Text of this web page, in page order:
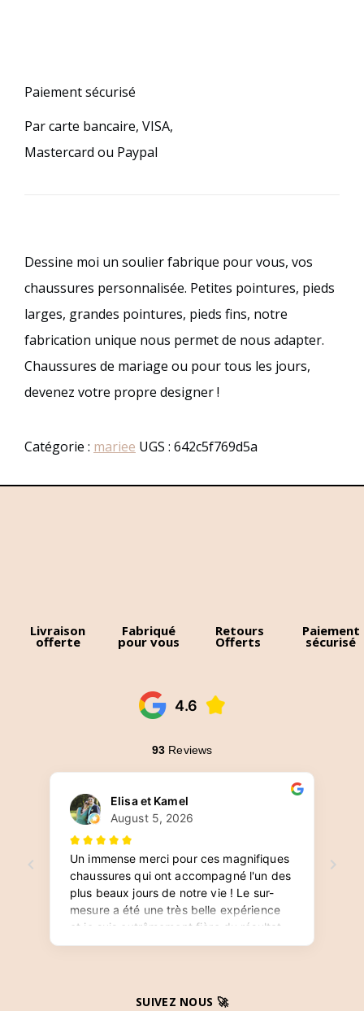
Paiement sécurisé
Par carte bancaire, VISA,
Mastercard ou Paypal
Dessine moi un soulier fabrique pour vous, vos
chaussures personnalisée. Petites pointures, pieds
larges, grandes pointures, pieds fins, notre
fabrication unique nous permet de nous adapter.
Chaussures de mariage ou pour tous les jours,
devenez votre propre designer !
Catégorie : mariee UGS : 642c5f769d5a
Livraison
offerte
Fabriqué
pour vous
Retours
Offerts
Paiement
sécurisé
SUIVEZ NOUS 🚀